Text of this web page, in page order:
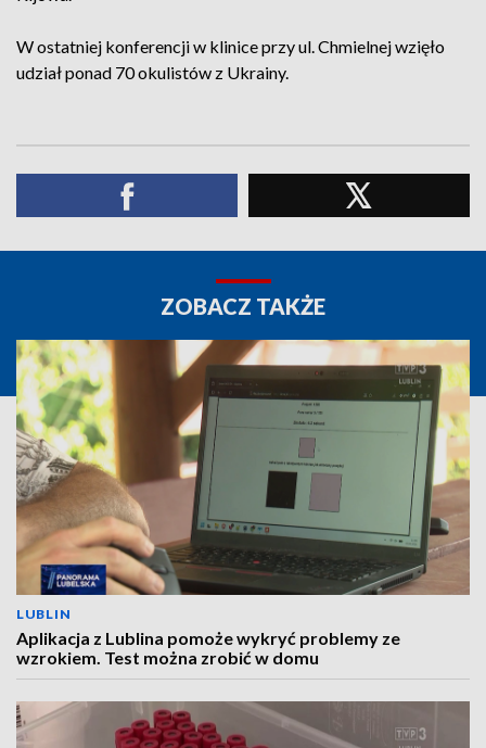
W ostatniej konferencji w klinice przy ul. Chmielnej wzięło
udział ponad 70 okulistów z Ukrainy.
ZOBACZ TAKŻE
LUBLIN
Aplikacja z Lublina pomoże wykryć problemy ze
wzrokiem. Test można zrobić w domu